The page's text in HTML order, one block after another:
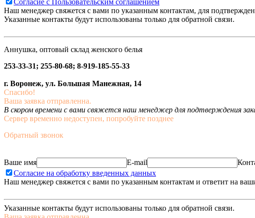
Наш менеджер свяжется с вами по указанным контактам, для
Указанные контакты будут использованы только для обратной связи.
Аннушка, оптовый склад женского белья
253-33-31; 255-80-68; 8-919-185-55-33
г. Воронеж, ул. Большая Манежная, 14
Спасибо!
Ваша заявка отправленна.
В скором времени с вами свяжется наш менеджер для подтверждения
Сервер временно недоступен, попробуйте позднее
Обратный звонок
Ваше имя E-mail
Согласие на обработку введенных данных
Наш менеджер свяжется с вами по указанным контактам и ответит на
Указанные контакты будут использованы только для обратной связи.